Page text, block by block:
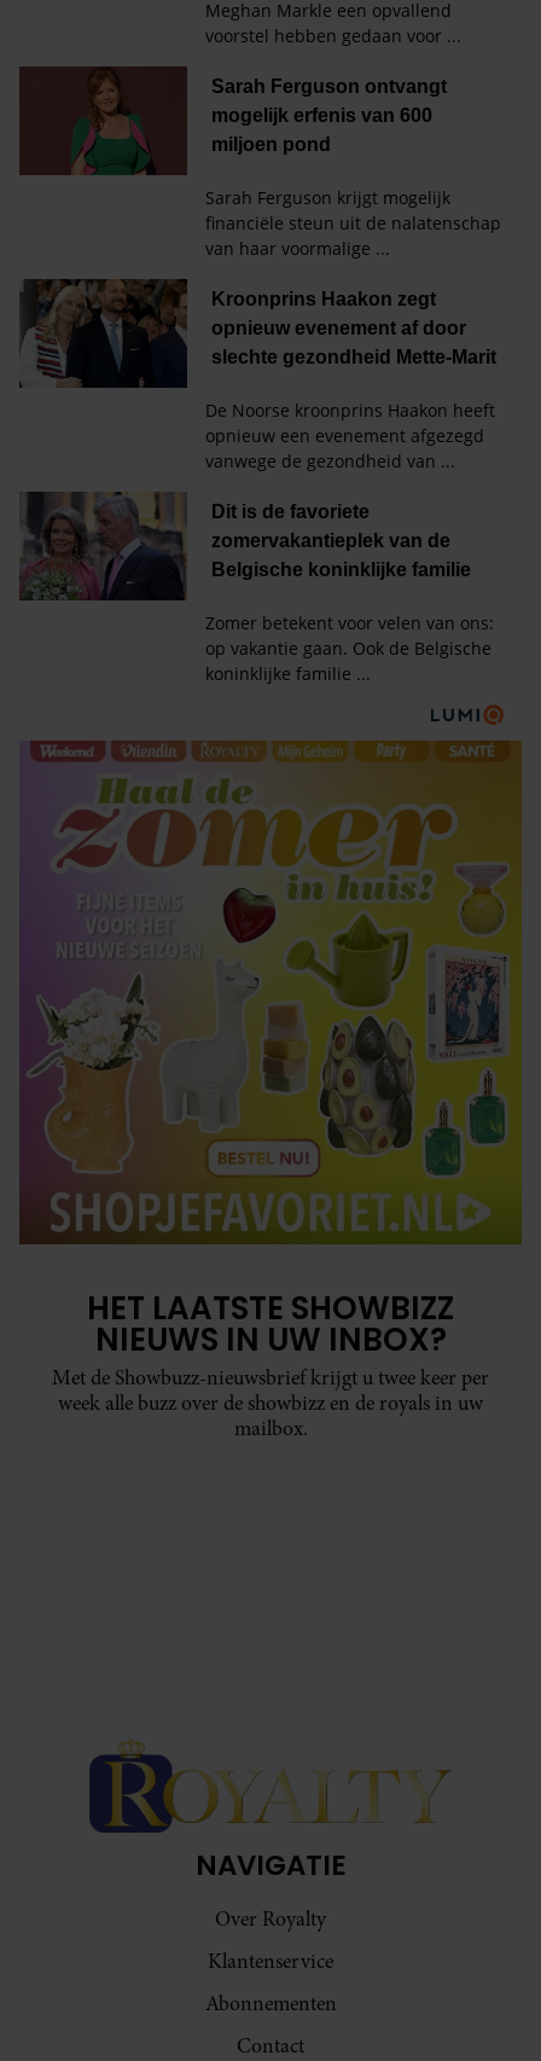
HET LAATSTE SHOWBIZZ
NIEUWS IN UW INBOX?
Met de Showbuzz-nieuwsbrief krijgt u twee keer per
week alle buzz over de showbizz en de royals in uw
mailbox.
NAVIGATIE
Over Royalty
Klantenservice
Abonnementen
Contact